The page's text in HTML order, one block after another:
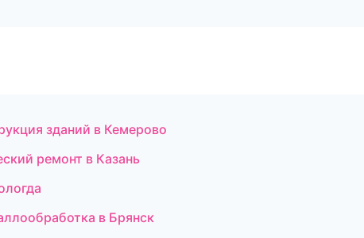
зданий в Кемерово
ремонт в Казань
в Брянск